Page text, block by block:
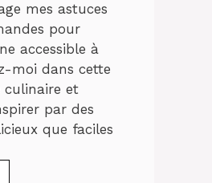
mes astuces
pour
accessible à
moi dans cette
culinaire et
par des
que faciles